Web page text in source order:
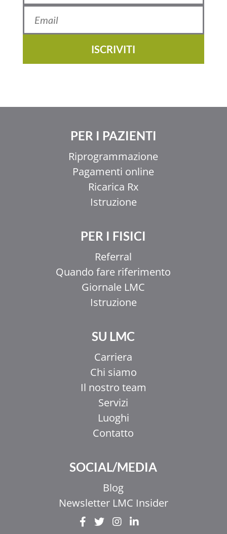
ISCRIVITI
PER I PAZIENTI
Riprogrammazione
Pagamenti online
Ricarica Rx
Istruzione
PER I FISICI
Referral
Quando fare riferimento
Giornale LMC
Istruzione
SU LMC
Carriera
Chi siamo
Il nostro team
Servizi
Luoghi
Contatto
SOCIAL/MEDIA
Blog
Newsletter LMC Insider